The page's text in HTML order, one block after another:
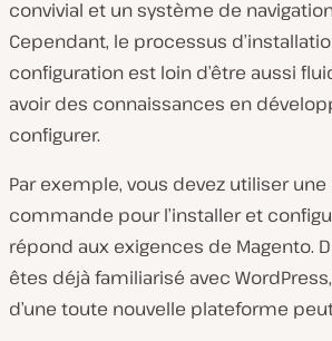
convivial et un système de
Cependant, le processus
configuration est loin d’être aussi
avoir des connaissances en
configurer.
Par exemple, vous devez utiliser une
commande pour l’installer et
répond aux exigences de Magento.
êtes déjà familiarisé avec
d’une toute nouvelle plateforme